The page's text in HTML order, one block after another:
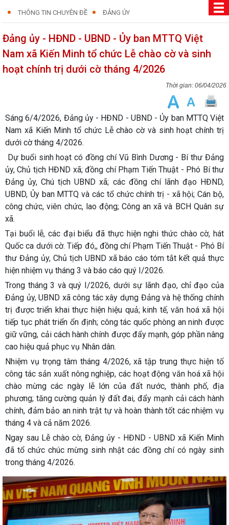
THÔNG TIN CHUYÊN ĐỀ ĐẢNG ỦY
Đảng ủy - HĐND - UBND - Ủy ban MTTQ Việt
Nam xã Kiến Minh tổ chức Lễ chào cờ và sinh
hoạt chính trị dưới cờ tháng 4/2026
06/04/2026
Sáng 6/4/2026, Đảng ủy - HĐND - UBND - Ủy ban MTTQ Việt
Nam xã Kiến Minh tổ chức Lễ chào cờ và sinh hoạt chính trị
dưới cờ tháng 4/2026.
Dự buổi sinh hoạt có đồng chí Vũ Bình Dương - Bí thư Đảng
ủy, Chủ tịch HĐND xã; đồng chí Phạm Tiến Thuật - Phó Bí thư
Đảng ủy, Chú tịch UBND xã; các đồng chí lãnh đạo HĐND,
UBND, Ủy ban MTTQ và các tổ chức chính trị - xã hội; Cán bộ,
công chức, viên chức, lao động; Công an xã và BCH Quân sự
xã.
Tại buổi lễ, các đại biểu đã thực hiện nghi thức chào cờ, hát
Quốc ca dưới cờ. Tiếp đó,, đồng chí Phạm Tiến Thuật - Phó Bí
thư Đảng ủy, Chủ tịch UBND xã báo cáo tóm tắt kết quả thực
hiện nhiệm vụ tháng 3 và báo cáo quý I/2026.
Trong tháng 3 và quý I/2026, dưới sự lãnh đạo, chỉ đạo của
Đảng ủy, UBND xã công tác xây dựng Đảng và hệ thống chính
trị được triển khai thực hiện hiệu quả; kinh tế, văn hoá xã hội
tiếp tục phát triển ổn định; công tác quốc phòng an ninh được
giữ vững, cải cách hành chính được đẩy mạnh, góp phần nâng
cao hiệu quả phục vụ Nhân dân.
Nhiệm vụ trọng tâm tháng 4/2026, xã tập trung thực hiện tố
công tác sản xuất nông nghiệp, các hoạt động văn hoá xã hội
chào mừng các ngày lễ lớn của đất nước, thành phố, địa
phương; tăng cường quản lý đất đai, đẩy mạnh cải cách hành
chính, đảm bảo an ninh trật tự và hoàn thành tốt các nhiệm vụ
tháng 4 và cả năm 2026.
Ngay sau Lễ chào cờ, Đảng ủy - HĐND - UBND xã Kiến Minh
đã tổ chức chúc mừng sinh nhật các đồng chí có ngày sinh
trong tháng 4/2026.